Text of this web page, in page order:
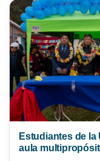
Estudiantes de la
aula